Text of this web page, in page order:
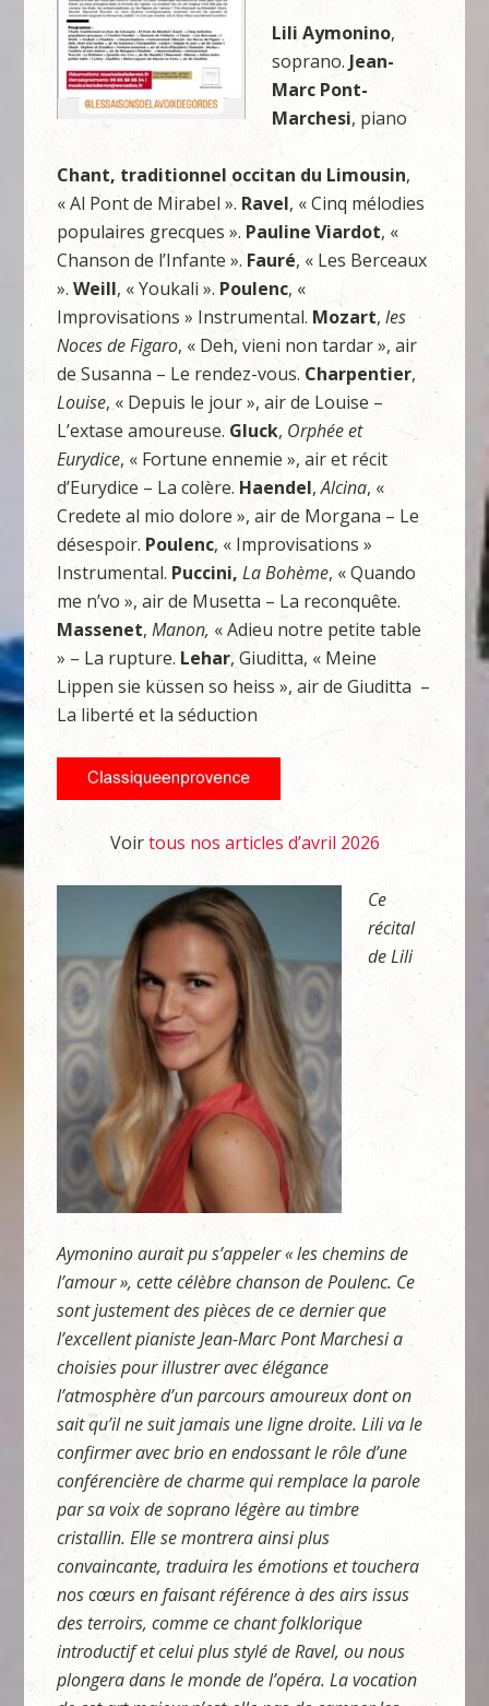
Lili Aymonino,
soprano. Jean-
Marc Pont-
Marchesi, piano
Chant, traditionnel occitan du Limousin,
« Al Pont de Mirabel ». Ravel, « Cinq mélodies
populaires grecques ». Pauline Viardot, «
Chanson de l’Infante ». Fauré, « Les Berceaux
».Weill, « Youkali ». Poulenc, «
Improvisations » Instrumental. Mozart,les
Noces de Figaro, « Deh, vieni non tardar », air
de Susanna – Le rendez-vous.Charpentier,
Louise, « Depuis le jour », air de Louise –
L’extase amoureuse. Gluck, Orphée et
Eurydice, « Fortune ennemie », air et récit
d’Eurydice – La colère. Haendel,Alcina, «
Credete al mio dolore », air de Morgana – Le
désespoir. Poulenc, « Improvisations »
Instrumental. Puccini, La Bohème, « Quando
me n’vo », air de Musetta – La reconquête.
Massenet,Manon, « Adieu notre petite table
» – La rupture. Lehar, Giuditta, « Meine
Lippen sie küssen so heiss », air de Giuditta –
La liberté et la séduction
Voirtous nos articles d’avril 2026
Ce
récital
de Lili
Aymonino aurait pu s’appeler « les chemins de
l’amour », cette célèbre chanson de Poulenc. Ce
sont justement des pièces de ce dernier que
l’excellent pianiste Jean-Marc Pont Marchesi a
choisies pour illustrer avec élégance
l’atmosphère d’un parcours amoureux dont on
sait qu’il ne suit jamais une ligne droite. Lili va le
confirmer avec brio en endossant le rôle d’une
conférencière de charme qui remplace la parole
par sa voix de soprano légère au timbre
cristallin. Elle se montrera ainsi plus
convaincante, traduira les émotions et touchera
nos cœurs en faisant référence à des airs issus
des terroirs, comme ce chant folklorique
introductif et celui plus stylé de Ravel, ou nous
plongera dans le monde de l’opéra. La vocation